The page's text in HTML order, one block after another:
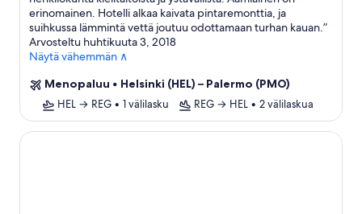
erinomainen. Hotelli alkaa kaivata pintaremonttia, ja
suihkussa lämmintä vettä joutuu odottamaan turhan kauan.”
Arvosteltu huhtikuuta 3, 2018
Näytä vähemmän ∧
Menopaluu • Helsinki (HEL) – Palermo (PMO)
HEL → REG • 1 välilasku REG → HEL • 2 välilaskua
CDSHotels Terrasini - Città del Mare